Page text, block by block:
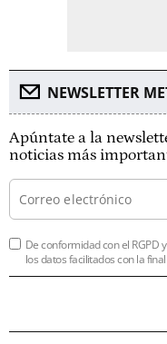
NEWSLETTER
Apúntate a la
noticias más
De conformidad con el RGPD
los datos facilitados con la